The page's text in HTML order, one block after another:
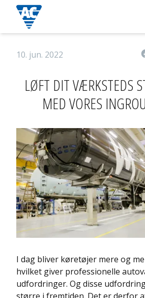
10. jun. 2022
LØFT DIT VÆRKSTEDS
MED VORES
I dag bliver køretøjer mere og
hvilket giver professionelle
udfordringer. Og disse